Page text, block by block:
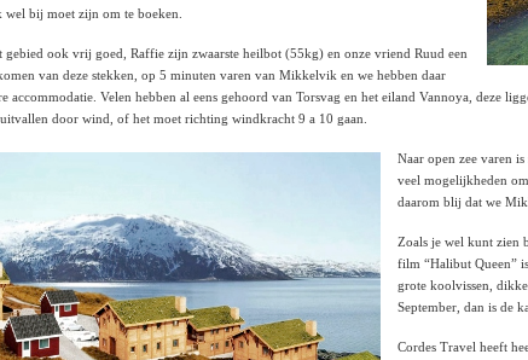
bij moet zijn om te boeken.
gebied ook vrij goed, Raffie zijn zwaarste heilbot (55kg) en onze vriend Ruud een
van deze stekken, op 5 minuten varen van Mikkelvik en we hebben daar
accommodatie. Velen hebben al eens gehoord van Torsvag en het eiland Vannoya,
uitvallen door wind, of het moet richting windkracht 9 a 10 gaan.
Naar open zee varen
veel mogelijkheden
daarom blij dat we
Zoals je wel kunt zien
film “Halibut Queen”
grote koolvissen,
September, dan is de
Cordes Travel heeft